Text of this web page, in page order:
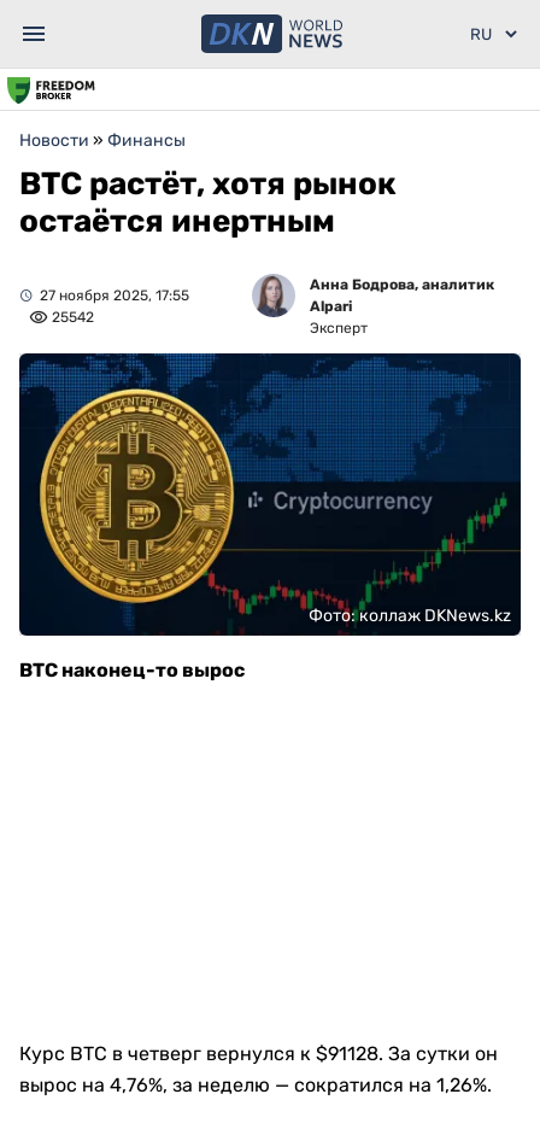
Новости » Финансы
BTC растёт, хотя рынок
остаётся инертным
27 ноября 2025, 17:55
25542
Анна Бодрова, аналитик
Alpari
Эксперт
Фото: коллаж DKNews.kz
BTC наконец-то вырос
Курс BTC в четверг вернулся к $91128. За сутки он
вырос на 4,76%, за неделю — сократился на 1,26%.